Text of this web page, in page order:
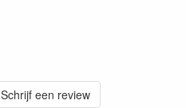
Schrijf een review